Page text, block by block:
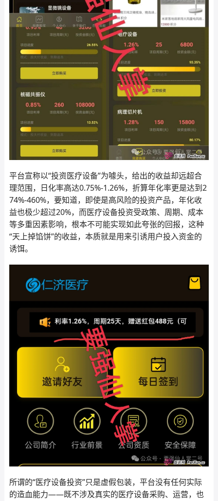
平台宣称以“投资医疗设备”为噱头，给出的收益却远超合
理范围，日化率高达0.75%-1.26%，折算年化率更是达到2
74%-460%，要知道，即使是高风险的投资产品，年化收
益也极少超过20%，而医疗设备投资受政策、周期、成本
等多重因素影响，根本不可能实现如此夸张的回报，这种
“天上掉馅饼”的收益，本质就是用来引诱用户投入资金的
诱饵。
所谓的“医疗设备投资”只是虚假包装，平台没有任何实际
的造血能力——既不涉及真实的医疗设备采购、运营，也